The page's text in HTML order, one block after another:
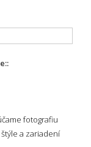
fotografiu
a zariadení